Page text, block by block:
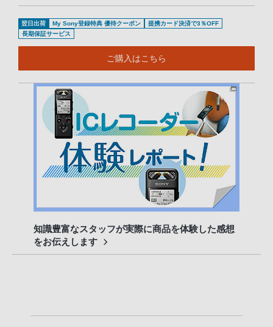
翌日出荷 My Sony登録特典 優待クーポン
提携カード決済で3％OFF
長期保証サービス
ご購入はこちら
知識豊富なスタッフが実際に商品を体験した感想
をお伝えします